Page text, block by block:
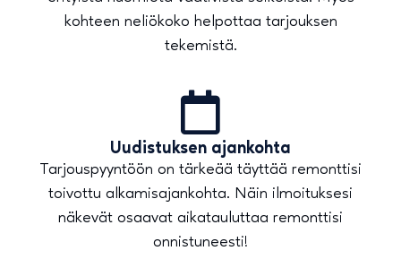
kohteen neliökoko helpottaa tarjouksen
tekemistä.
Uudistuksen ajankohta
Tarjouspyyntöön on tärkeää täyttää remonttisi
toivottu alkamisajankohta. Näin ilmoituksesi
näkevät osaavat aikatauluttaa remonttisi
onnistuneesti!